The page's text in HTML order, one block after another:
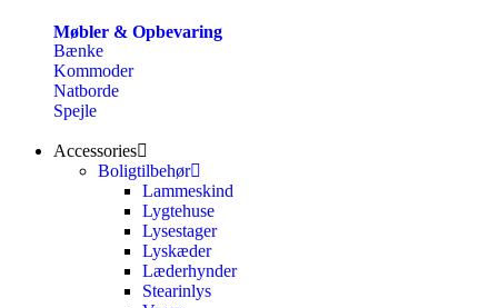
Møbler & Opbevaring
Bænke
Kommoder
Natborde
Spejle
Accessories
Boligtilbehør
Lammeskind
Lygtehuse
Lysestager
Lyskæder
Læderhynder
Stearinlys